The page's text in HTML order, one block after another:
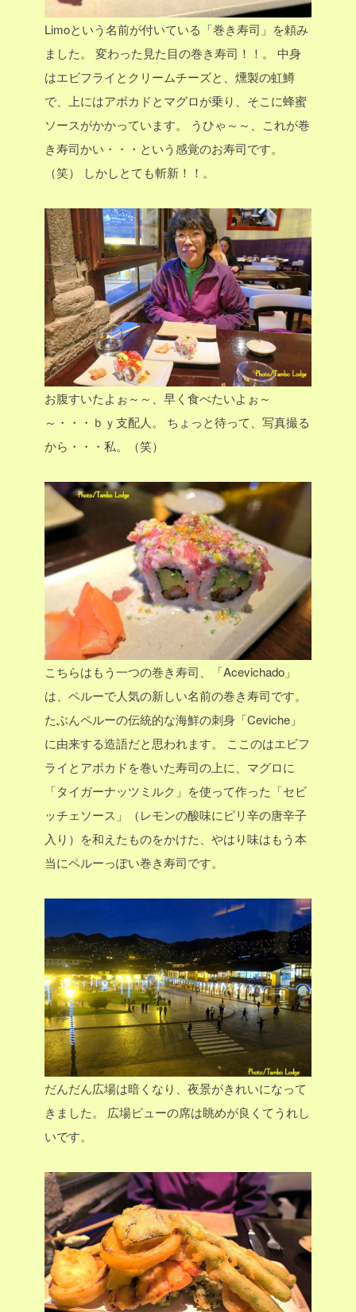
Limoという名前が付いている「巻き寿司」を頼み
ました。
変わった見た目の巻き寿司！！。
中身
はエビフライとクリームチーズと、燻製の虹鱒
で、上にはアボカドとマグロが乗り、そこに蜂蜜
ソースがかかっています。
うひゃ～～、これが巻
き寿司かい・・・という感覚のお寿司です。
（笑）
しかしとても斬新！！。
お腹すいたよぉ～～、早く食べたいよぉ～
～・・・ｂｙ支配人。
ちょっと待って、写真撮る
から・・・私。（笑）
こちらはもう一つの巻き寿司、「Acevichado」
は、ペルーで人気の新しい名前の巻き寿司です。
たぶんペルーの伝統的な海鮮の刺身「Ceviche」
に由来する造語だと思われます。
ここのはエビフ
ライとアボカドを巻いた寿司の上に、マグロに
「タイガーナッツミルク」を使って作った「セビ
ッチェソース」（レモンの酸味にピリ辛の唐辛子
入り）を和えたものをかけた、やはり味はもう本
当にペルーっぽい巻き寿司です。
だんだん広場は暗くなり、夜景がきれいになって
きました。
広場ビューの席は眺めが良くてうれし
いです。